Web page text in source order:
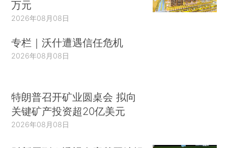
万元
2026年08月08日
专栏｜沃什遭遇信任危机
2026年08月08日
特朗普召开矿业圆桌会 拟向
关键矿产投资超20亿美元
2026年08月08日